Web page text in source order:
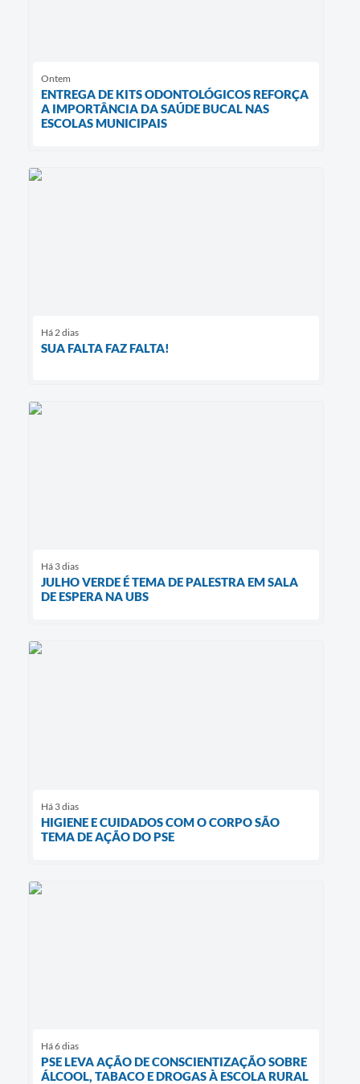
Ontem
ENTREGA DE KITS ODONTOLÓGICOS REFORÇA
A IMPORTÂNCIA DA SAÚDE BUCAL NAS
ESCOLAS MUNICIPAIS
Há 2 dias
SUA FALTA FAZ FALTA!
Há 3 dias
JULHO VERDE É TEMA DE PALESTRA EM SALA
DE ESPERA NA UBS
Há 3 dias
HIGIENE E CUIDADOS COM O CORPO SÃO
TEMA DE AÇÃO DO PSE
Há 6 dias
PSE LEVA AÇÃO DE CONSCIENTIZAÇÃO SOBRE
ÁLCOOL, TABACO E DROGAS À ESCOLA RURAL